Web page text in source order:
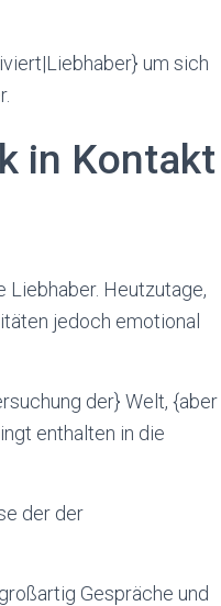
um sich
in Kontakt
Liebhaber. Heutzutage,
jedoch emotional
der} Welt, {aber
enthalten in die
der der
Gespräche und